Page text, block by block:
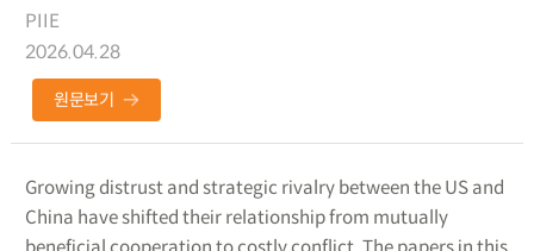
PIIE
2026.04.28
원문보기
Growing distrust and strategic rivalry between the US and
China have shifted their relationship from mutually
beneficial cooperation to costly conflict. The papers in this